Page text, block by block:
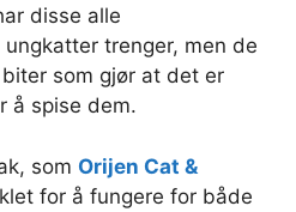
disse alle
trenger, men de
som gjør at det er
å spise dem.
som Orijen Cat &
for å fungere for både